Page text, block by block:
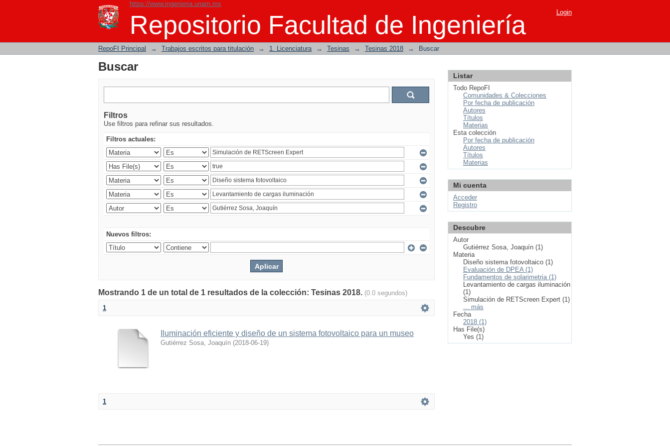
https://www.ingenieria.unam.mx
Repositorio Facultad de Ingeniería
Buscar Login
RepoFI Principal → Trabajos escritos para titulación → 1. Licenciatura → Tesinas → Tesinas 2018 → Buscar
Buscar
Filtros
Use filtros para refinar sus resultados.
Filtros actuales:
Nuevos filtros:
Mostrando 1 de un total de 1 resultados de la colección: Tesinas 2018. (0.0 segundos)
1
Iluminación eficiente y diseño de un sistema fotovoltaico para un museo
Gutiérrez Sosa, Joaquín (2018-06-19)
1
Listar
Todo RepoFI
Comunidades & Colecciones
Por fecha de publicación
Autores
Títulos
Materias
Esta colección
Por fecha de publicación
Autores
Títulos
Materias
Mi cuenta
Acceder
Registro
Descubre
Autor
Gutiérrez Sosa, Joaquín (1)
Materia
Diseño sistema fotovoltaico (1)
Evaluación de DPEA (1)
Fundamentos de solarimetria (1)
Levantamiento de cargas iluminación
(1)
Simulación de RETScreen Expert (1)
... más
Fecha
2018 (1)
Has File(s)
Yes (1)